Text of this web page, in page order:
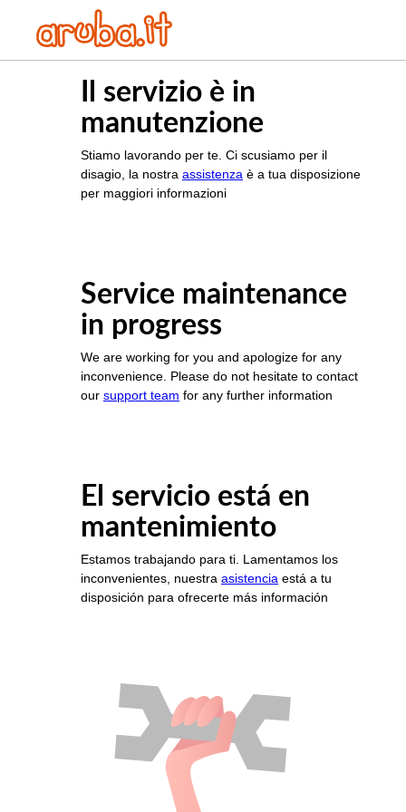
Il servizio è in
manutenzione
Stiamo lavorando per te. Ci scusiamo per il
disagio, la nostra assistenza è a tua disposizione
per maggiori informazioni
Service maintenance
in progress
We are working for you and apologize for any
inconvenience. Please do not hesitate to contact
our support team for any further information
El servicio está en
mantenimiento
Estamos trabajando para ti. Lamentamos los
inconvenientes, nuestra asistencia está a tu
disposición para ofrecerte más información